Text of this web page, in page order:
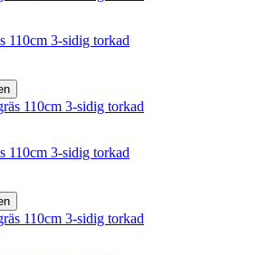
110cm 3-sidig torkad
110cm 3-sidig torkad